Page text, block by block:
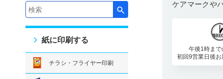
ケアマークや
午後1時ま
初回9営業日後お
検索キーワード入力
紙に印刷する
チラシ・フライヤー印刷